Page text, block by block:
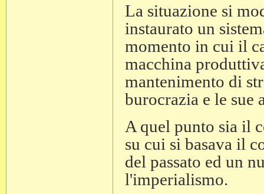
La situazione si
instaurato un
momento in cui il
macchina
mantenimento di
burocrazia e le sue
A quel punto sia il
su cui si basava il
del passato ed un
l'imperialismo.